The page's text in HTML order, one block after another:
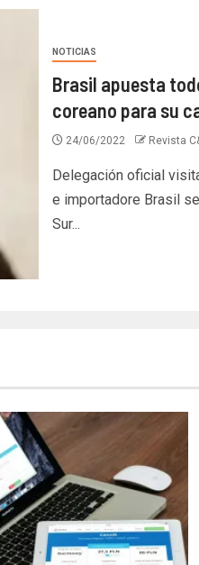
NOTICIAS
Brasil apuesta
coreano para su
24/06/2022 Revista
Delegación oficial
e importadore Brasil
Sur...